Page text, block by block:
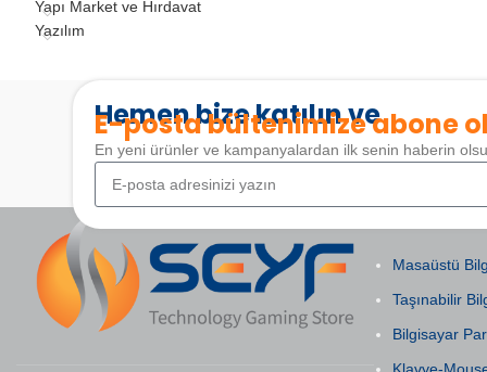
Yapı Market ve Hırdavat
Yazılım
Hemen bize katılın ve
E-posta bültenimize abone
En yeni ürünler ve kampanyalardan ilk senin haberin
Masaüstü
Taşınabilir
Bilgisayar